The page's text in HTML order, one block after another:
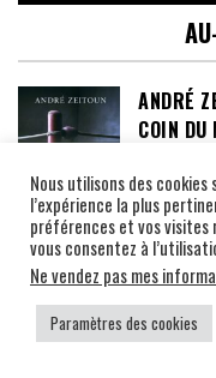
ANDRÉ
COIN DU
LUCKY
MAITRE
Nous utilisons des
l’expérience la plus
préférences et vos visites
vous consentez à
Ne vendez pas mes
Paramètres des cookies